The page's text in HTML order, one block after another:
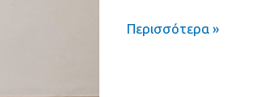
που
Περισσότερα »